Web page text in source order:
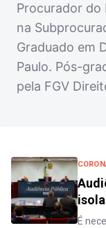
Procurador do
na
Graduado em
Paulo. Pós-
pela FGV
É